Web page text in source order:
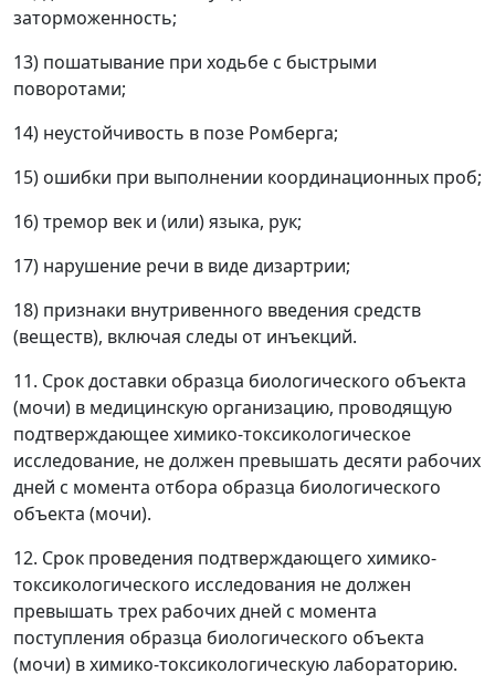
заторможенность;
13) пошатывание при ходьбе с быстрыми
поворотами;
14) неустойчивость в позе Ромберга;
15) ошибки при выполнении координационных проб;
16) тремор век и (или) языка, рук;
17) нарушение речи в виде дизартрии;
18) признаки внутривенного введения средств
(веществ), включая следы от инъекций.
11. Срок доставки образца биологического объекта
(мочи) в медицинскую организацию, проводящую
подтверждающее химико-токсикологическое
исследование, не должен превышать десяти рабочих
дней с момента отбора образца биологического
объекта (мочи).
12. Срок проведения подтверждающего химико-
токсикологического исследования не должен
превышать трех рабочих дней с момента
поступления образца биологического объекта
(мочи) в химико-токсикологическую лабораторию.